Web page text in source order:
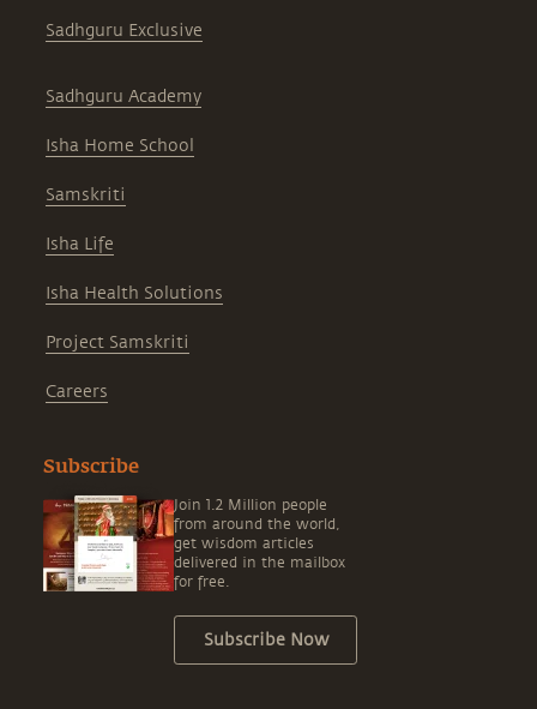
Sadhguru Exclusive
Sadhguru Academy
Isha Home School
Samskriti
Isha Life
Isha Health Solutions
Project Samskriti
Careers
Subscribe
Join 1.2 Million people
from around the world,
get wisdom articles
delivered in the mailbox
for free.
Subscribe Now